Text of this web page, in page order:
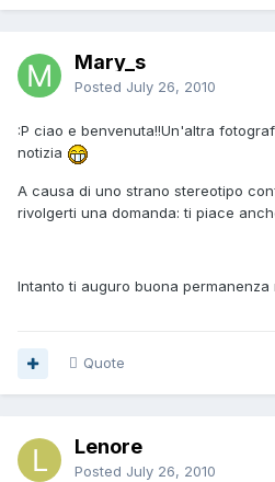
Mary_s
Posted July 26, 2010
:P ciao e benvenuta!!Un'altra
notizia
A causa di uno strano stereotipo
rivolgerti una domanda: ti piace
Intanto ti auguro buona permanenza
Quote
Lenore
Posted July 26, 2010